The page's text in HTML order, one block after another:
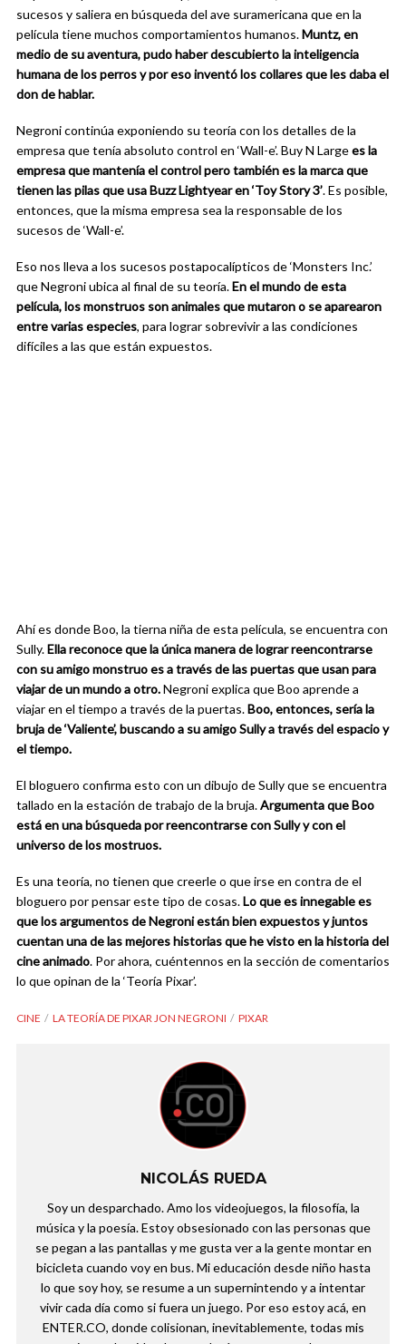
sucesos y saliera en búsqueda del ave suramericana que en la
película tiene muchos comportamientos humanos.Muntz, en
medio de su aventura, pudo haber descubierto la inteligencia
humana de los perros y por eso inventó los collares que les daba el
don de hablar.
Negroni continúa exponiendo su teoría con los detalles de la
empresa que tenía absoluto control en ‘Wall-e’. Buy N Largees la
empresa que mantenía el control pero también es la marca que
tienen las pilas que usa Buzz Lightyear en ‘Toy Story 3’. Es posible,
entonces, que la misma empresa sea la responsable de los
sucesos de ‘Wall-e’.
Eso nos lleva a los sucesos postapocalípticos de ‘Monsters Inc.’
que Negroni ubica al final de su teoría.En el mundo de esta
película, los monstruos son animales que mutaron o se aparearon
entre varias especies, para lograr sobrevivir a las condiciones
difíciles a las que están expuestos.
Ahí es donde Boo, la tierna niña de esta película, se encuentra con
Sully.Ella reconoce que la única manera de lograr reencontrarse
con su amigo monstruo es a través de las puertas que usan para
viajar de un mundo a otro.Negroni explica que Boo aprende a
viajar en el tiempo a través de la puertas.Boo, entonces, sería la
bruja de ‘Valiente’, buscando a su amigo Sully a través del espacio y
el tiempo.
El bloguero confirma esto con un dibujo de Sully que se encuentra
tallado en la estación de trabajo de la bruja.Argumenta que Boo
está en una búsqueda por reencontrarse con Sully y con el
universo de los mostruos.
Es una teoría, no tienen que creerle o que irse en contra de el
bloguero por pensar este tipo de cosas.Lo que es innegable es
que los argumentos de Negroni están bien expuestos y juntos
cuentan una de las mejores historias que he visto en la historia del
cine animado. Por ahora, cuéntennos en la sección de comentarios
lo que opinan de la ‘Teoría Pixar’.
CINE LA TEORÍA DE PIXAR JON NEGRONI PIXAR
NICOLÁS RUEDA
Soy un desparchado. Amo los videojuegos, la filosofía, la
música y la poesía. Estoy obsesionado con las personas que
se pegan a las pantallas y me gusta ver a la gente montar en
bicicleta cuando voy en bus. Mi educación desde niño hasta
lo que soy hoy, se resume a un supernintendo y a intentar
vivir cada día como si fuera un juego. Por eso estoy acá, en
ENTER.CO, donde colisionan, inevitablemente, todas mis